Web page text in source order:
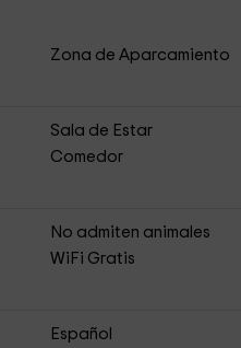
Zona de Aparcamiento
Sala de Estar
Comedor
No admiten animales
WiFi Gratis
Español